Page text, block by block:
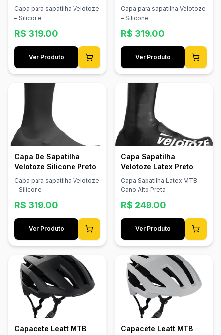
Branco
Capa para sapatilha Velotoze
– Silicone
R$ 319.00
Ver Produto
Green
Capa para sapatilha Velotoze
– Silicone
R$ 319.00
Ver Produto
Capa De Sapatilha
Velotoze Silicone Preto
Capa para sapatilha Velotoze
– Silicone
R$ 319.00
Ver Produto
Capa Sapatilha
Velotoze Latex Preto
Capa Sapatilha Latex MTB
Cano Alto Preta
R$ 249.00
Ver Produto
Capacete Leatt MTB
Capacete Leatt MTB